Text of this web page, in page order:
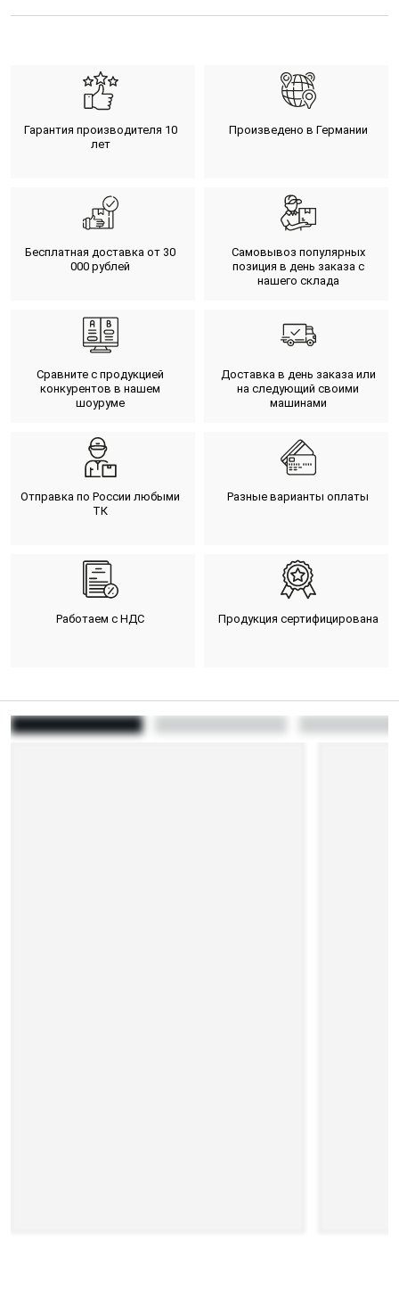
Гарантия производителя 10
лет
Произведено в Германии
Бесплатная доставка от 30
000 рублей
Самовывоз популярных
позиция в день заказа с
нашего склада
Сравните с продукцией
конкурентов в нашем
шоуруме
Доставка в день заказа или
на следующий своими
машинами
Отправка по России любыми
ТК
Разные варианты оплаты
Работаем с НДС Продукция сертифицирована